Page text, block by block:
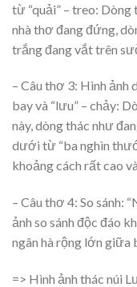
từ “quải” – treo:
nhà thơ đang đứng,
trắng đang vắt trên
– Câu thơ 3: Hình ảnh
bay và “lưu” – chảy:
này, dòng thác như
dưới từ “ba nghìn
khoảng cách rất cao
– Câu thơ 4: So sánh:
ảnh so sánh độc đáo
ngân hà rộng lớn giữa
=> Hình ảnh thác núi